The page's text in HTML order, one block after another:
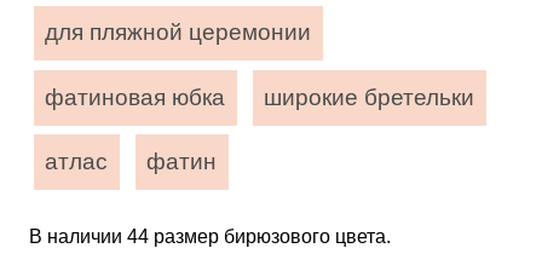
для пляжной церемонии
фатиновая юбка широкие бретельки
атлас фатин
В наличии 44 размер бирюзового цвета.